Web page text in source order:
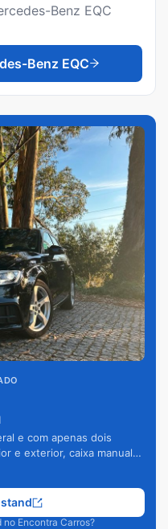
Benz EQC
Benz EQC
e com apenas dois
e exterior, caixa manual
Encontra Carros?